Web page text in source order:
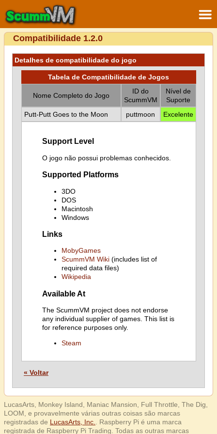
Compatibilidade 1.2.0
Detalhes de compatibilidade do jogo
Tabela de Compatibilidade de Jogos
Nome Completo do Jogo
ID do
ScummVM
Nível de
Suporte
Putt-Putt Goes to the Moon
puttmoon Excelente
Support Level
O jogo não possui problemas conhecidos.
Supported Platforms
3DO
DOS
Macintosh
Windows
Links
MobyGames
ScummVM Wiki(includes list of
required data files)
Wikipedia
Available At
The ScummVM project does not endorse
any individual supplier of games. This list is
for reference purposes only.
Steam
« Voltar
LucasArts, Monkey Island, Maniac Mansion, Full Throttle, The Dig,
LOOM, e provavelmente várias outras coisas são marcas
registradas de LucasArts, Inc.
. Raspberry Pi é uma marca
registrada de Raspberry Pi Trading. Todas as outras marcas